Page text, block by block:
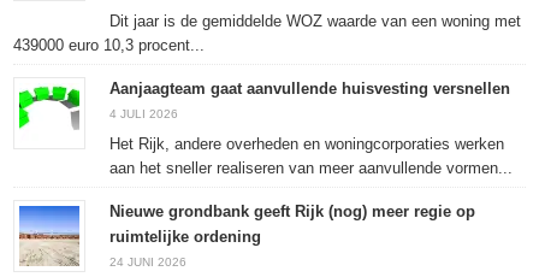
Dit jaar is de gemiddelde WOZ waarde van een woning met
439000 euro 10,3 procent...
Aanjaagteam gaat aanvullende huisvesting versnellen
4 JULI 2026
Het Rijk, andere overheden en woningcorporaties werken
aan het sneller realiseren van meer aanvullende vormen...
Nieuwe grondbank geeft Rijk (nog) meer regie op
ruimtelijke ordening
24 JUNI 2026